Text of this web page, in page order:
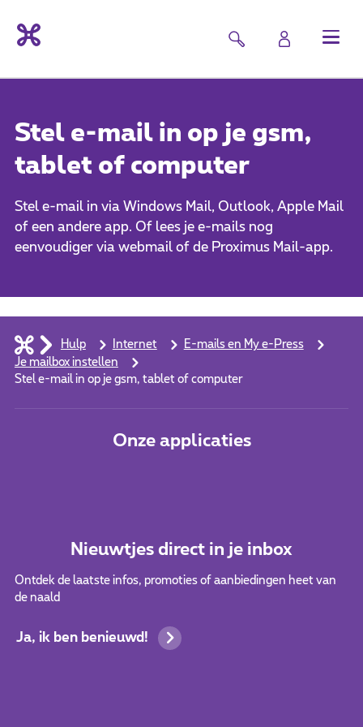
Stel e-mail in op je gsm,
tablet of computer
Stel e-mail in via Windows Mail, Outlook, Apple Mail
of een andere app. Of lees je e-mails nog
eenvoudiger via webmail of de Proximus Mail-app.
Hulp Internet
E-mails en My e-Press
Je mailbox instellen
Stel e-mail in op je gsm, tablet of computer
Onze applicaties
Nieuwtjes direct in je inbox
Ontdek de laatste infos, promoties of aanbiedingen heet van
de naald
Ja, ik ben benieuwd!